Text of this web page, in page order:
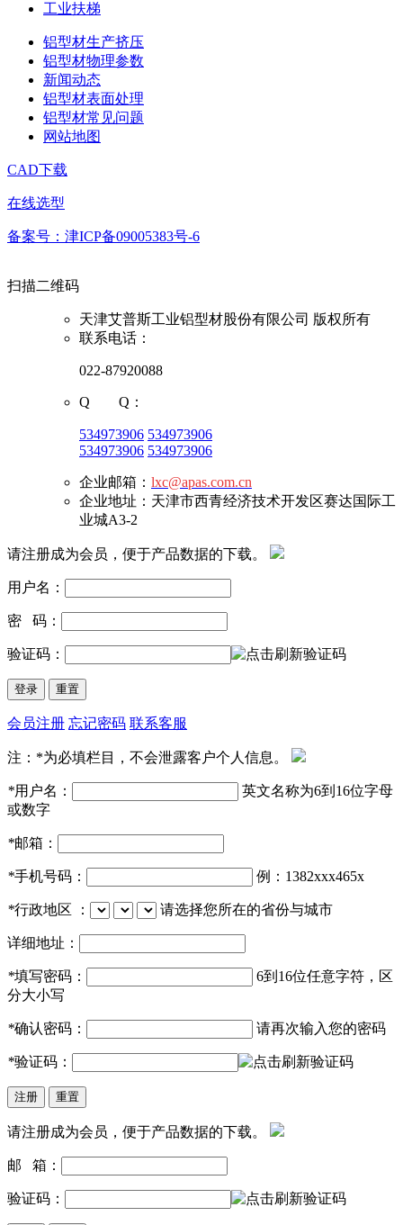
工业扶梯
铝型材生产挤压
铝型材物理参数
新闻动态
铝型材表面处理
铝型材常见问题
网站地图
CAD下载
在线选型
备案号：津ICP备09005383号-6
扫描二维码
天津艾普斯工业铝型材股份有限公司 版权所有
联系电话：
022-87920088
Q Q：
534973906 534973906
534973906 534973906
企业邮箱： lxc@apas.com.cn
企业地址：天津市西青经济技术开发区赛达国际工
业城A3-2
请注册成为会员，便于产品数据的下载。
用户名：
密 码：
验证码：
会员注册 忘记密码 联系客服
注：*为必填栏目，不会泄露客户个人信息。
*用户名：
英文名称为6到16位字母
或数字
*邮箱：
*手机号码： 例：1382xxx465x
*行政地区 ： 请选择您所在的省份与城市
详细地址：
*填写密码：
6到16位任意字符，区
分大小写
*确认密码： 请再次输入您的密码
*验证码：
请注册成为会员，便于产品数据的下载。
邮 箱：
验证码：